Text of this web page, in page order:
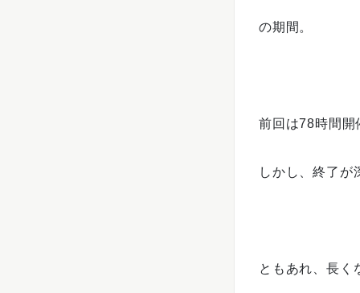
の期間。
前回は78時間開
しかし、終了が
ともあれ、長く